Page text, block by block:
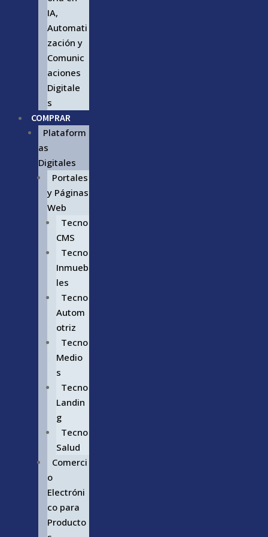
IA,
Automati
zación y
Comunic
aciones
Digitale
s
COMPRAR
Plataform
as
Digitales
Portales
y Páginas
Web
Tecno
CMS
Tecno
Inmueb
les
Tecno
Autom
otriz
Tecno
Medio
s
Tecno
Landin
g
Tecno
Salud
Comerci
o
Electróni
co para
Producto